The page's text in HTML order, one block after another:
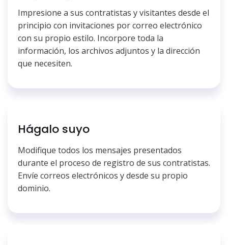
Impresione a sus contratistas y visitantes desde el
principio con invitaciones por correo electrónico
con su propio estilo. Incorpore toda la
información, los archivos adjuntos y la dirección
que necesiten.
Hágalo suyo
Modifique todos los mensajes presentados
durante el proceso de registro de sus contratistas.
Envíe correos electrónicos y desde su propio
dominio.